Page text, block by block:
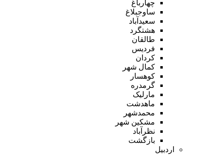
چهارباغ
ساوجبلاغ
سعیدآباد
هشتگرد
طالقان
فردیس
کردان
کمال شهر
کوهسار
گرمدره
مارلیک
ماهدشت
محمدشهر
مشکین شهر
نظرآباد
بازگشت
اردبیل